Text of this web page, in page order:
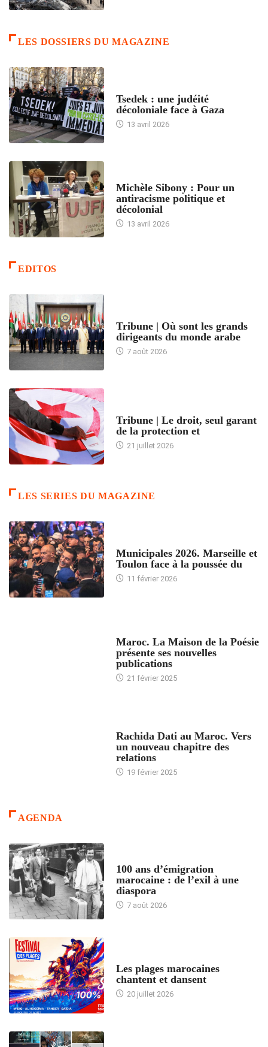
LES DOSSIERS DU MAGAZINE
Tsedek : une judéité
décoloniale face à Gaza
13 avril 2026
Michèle Sibony : Pour un
antiracisme politique et
décolonial
13 avril 2026
EDITOS
Tribune | Où sont les grands
dirigeants du monde arabe
7 août 2026
Tribune | Le droit, seul garant
de la protection et
21 juillet 2026
LES SERIES DU MAGAZINE
Municipales 2026. Marseille et
Toulon face à la poussée du
11 février 2026
Maroc. La Maison de la Poésie
présente ses nouvelles
publications
21 février 2025
Rachida Dati au Maroc. Vers
un nouveau chapitre des
relations
19 février 2025
AGENDA
100 ans d’émigration
marocaine : de l’exil à une
diaspora
7 août 2026
Les plages marocaines
chantent et dansent
20 juillet 2026